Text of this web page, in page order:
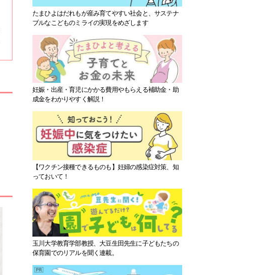
たまひよはだれもが産み育てやすい社会と、サステナ
ブルなこどものミライの実現をめざします
妊娠・出産・育児にかかる費用やもらえる補助金・助
成金をわかりやすく解説！
【ワクチン接種できるものも】妊婦の感染症対策、知
っておいて！
玉川大学教育学部教授、大豆生田先生に子どもたちの
保育園でのリアルを聞く連載。